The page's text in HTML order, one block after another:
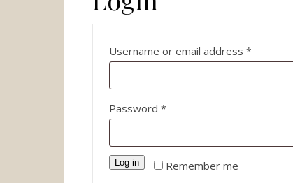
Username or email address *
Password *
Remember me
Log in